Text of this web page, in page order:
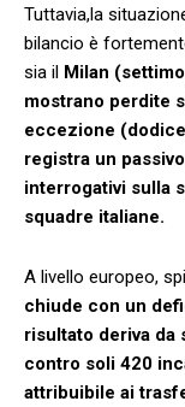
Tuttavia,la
bilancio è
sia il Milan
mostrano ⁤perdite
eccezione⁣
registra un
interrogativi sulla
squadre italiane.
A livello europeo,
chiude ​con un
risultato deriva da
contro soli 420​
attribuibile ai